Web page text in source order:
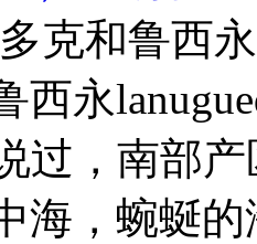
克和鲁西
西永
过，南部
海，蜿蜒